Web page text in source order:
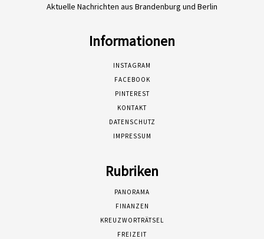
Aktuelle Nachrichten aus Brandenburg und Berlin
Informationen
INSTAGRAM
FACEBOOK
PINTEREST
KONTAKT
DATENSCHUTZ
IMPRESSUM
Rubriken
PANORAMA
FINANZEN
KREUZWORTRÄTSEL
FREIZEIT